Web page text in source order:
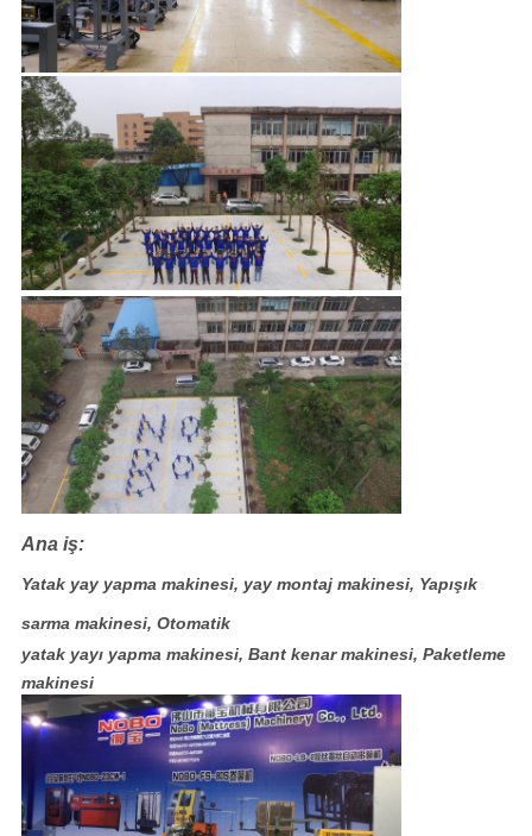
Ana iş:
Yatak yay yapma makinesi, yay montaj makinesi, Yapışık
sarma makinesi, Otomatik
yatak yayı yapma makinesi, Bant kenar makinesi, Paketleme
makinesi